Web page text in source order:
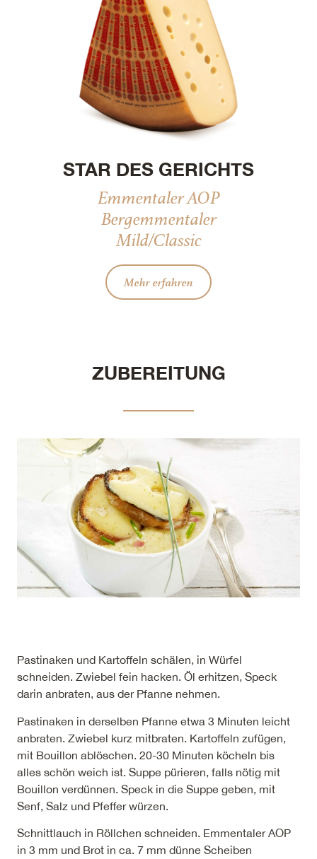
STAR DES GERICHTS
Emmentaler AOP
Bergemmentaler
Mild/Classic
Mehr erfahren
ZUBEREITUNG
Pastinaken und Kartoffeln schälen, in Würfel
schneiden. Zwiebel fein hacken. Öl erhitzen, Speck
darin anbraten, aus der Pfanne nehmen.
Pastinaken in derselben Pfanne etwa 3 Minuten leicht
anbraten. Zwiebel kurz mitbraten. Kartoffeln zufügen,
mit Bouillon ablöschen. 20-30 Minuten köcheln bis
alles schön weich ist. Suppe pürieren, falls nötig mit
Bouillon verdünnen. Speck in die Suppe geben, mit
Senf, Salz und Pfeffer würzen.
Schnittlauch in Röllchen schneiden. Emmentaler AOP
in 3 mm und Brot in ca. 7 mm dünne Scheiben